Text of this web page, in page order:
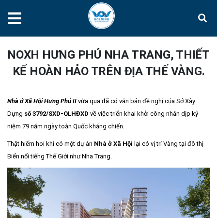
NOXH HƯNG PHÚ NHA TRANG, THIẾT
KẾ HOÀN HẢO TRÊN ĐỊA THẾ VÀNG.
Nhà ở Xã Hội Hưng Phú II vừa qua đã có văn bản đề nghị của Sở Xây
Dựng số 3792/SXD-QLHĐXD về việc triển khai khởi công nhân dịp kỷ
niệm 79 năm ngày toàn Quốc kháng chiến.
Thật hiếm hoi khi có một dự án Nhà ở Xã Hội lại có vị trí Vàng tại đô thị
Biển nổi tiếng Thế Giới như Nha Trang.